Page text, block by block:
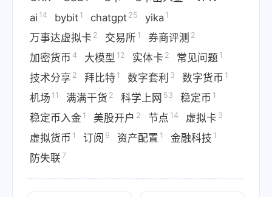
ai 14 bybit 1 chatgpt 25 yika 1
万事达虚拟卡 2 交易所 1 券商评测 2
加密货币 4 大模型 12 实体卡 2 常见问题 1
技术分享 2 拜比特 1 数字套利 3 数字货币 1
机场 11 满满干货 2 科学上网 53 稳定币 1
稳定币入金 1 美股开户 2 节点 14 虚拟卡 3
虚拟货币 1 订阅 9 资产配置 1 金融科技 1
防失联 7